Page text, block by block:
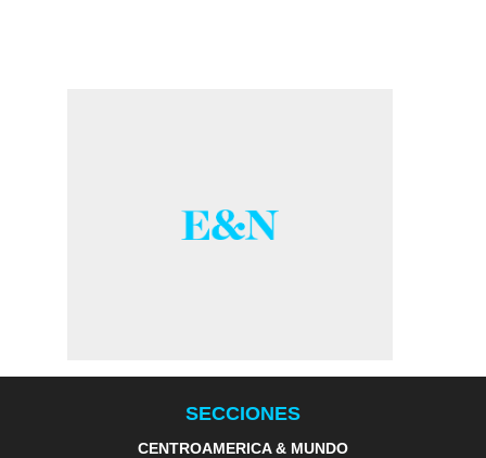
SECCIONES
CENTROAMERICA & MUNDO